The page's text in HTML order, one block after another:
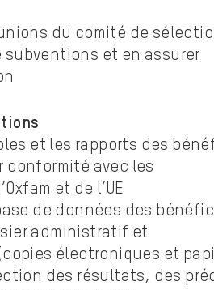
du comité de
et en assurer
et les rapports des
conformité avec les
et de l’UE
de données des
administratif et
électroniques et
des résultats, des